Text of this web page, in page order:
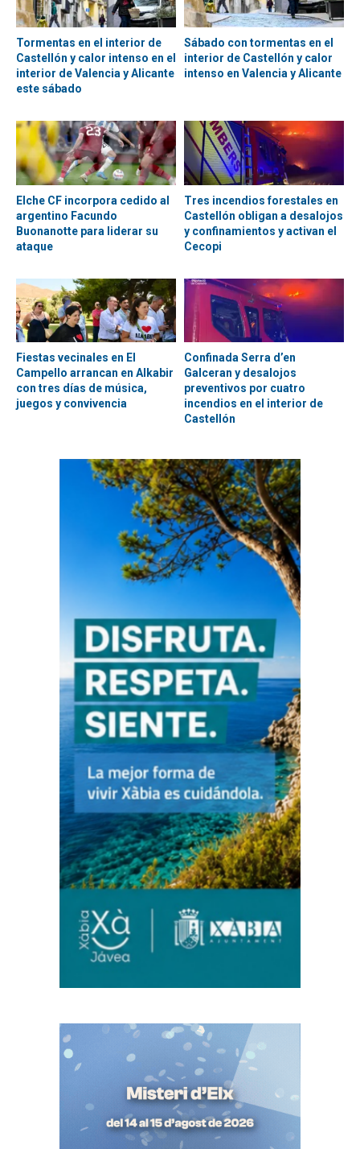
Tormentas en el interior de
Castellón y calor intenso en el
interior de Valencia y Alicante
este sábado
Sábado con tormentas en el
interior de Castellón y calor
intenso en Valencia y Alicante
Elche CF incorpora cedido al
argentino Facundo
Buonanotte para liderar su
ataque
Tres incendios forestales en
Castellón obligan a desalojos
y confinamientos y activan el
Cecopi
Fiestas vecinales en El
Campello arrancan en Alkabir
con tres días de música,
juegos y convivencia
Confinada Serra d’en
Galceran y desalojos
preventivos por cuatro
incendios en el interior de
Castellón